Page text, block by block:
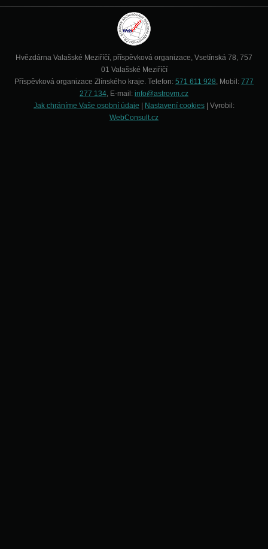
Hvězdárna Valašské Meziříčí, příspěvková organizace, Vsetínská 78, 757
01 Valašské Meziříčí
Příspěvková organizace Zlínského kraje. Telefon: 571 611 928, Mobil: 777
277 134, E-mail: info@astrovm.cz
Jak chráníme Vaše osobní údaje
Nastavení cookies | Vyrobil:
WebConsult.cz